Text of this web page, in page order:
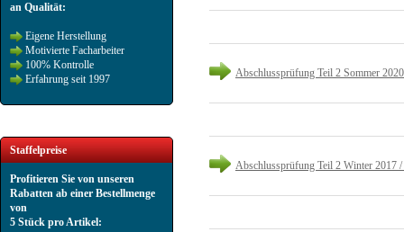
an Qualität:
Eigene Herstellung
Motivierte Facharbeiter
100% Kontrolle
Erfahrung seit 1997
Staffelpreise
Profitieren Sie von unseren
Rabatten ab einer Bestellmenge
von
5 Stück pro Artikel:
Abschlussprüfung Teil 2 Sommer 2020
Abschlussprüfung Teil 2 Winter 2017